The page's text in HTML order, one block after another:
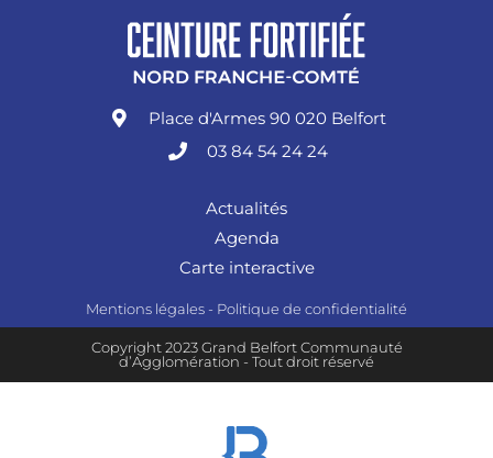
Place d'Armes 90 020 Belfort
03 84 54 24 24
Actualités
Agenda
Carte interactive
Mentions légales - Politique de confidentialité
Copyright 2023 Grand Belfort Communauté
d’Agglomération - Tout droit réservé